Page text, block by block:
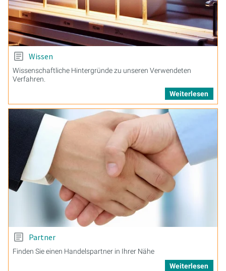
Wissen
Wissenschaftliche Hintergründe zu unseren Verwendeten
Verfahren.
Weiterlesen
Partner
Finden Sie einen Handelspartner in Ihrer Nähe
Weiterlesen